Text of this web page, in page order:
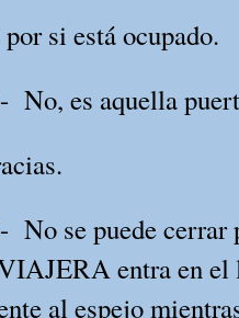
si está ocupado.
No, es aquella
No se puede
entra en el
al espejo